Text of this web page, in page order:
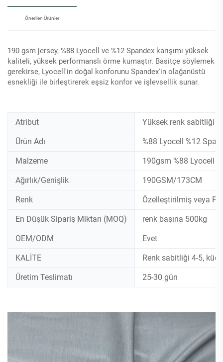
Önerilen Ürünler
190 gsm jersey, %88 Lyocell ve %12 Spandex karışımı yüksek
kaliteli, yüksek performanslı örme kumaştır. Basitçe söylemek
gerekirse, Lyocell'in doğal konforunu Spandex'in olağanüstü
esnekliği ile birleştirerek eşsiz konfor ve işlevsellik sunar.
Atribut Yüksek renk sabitliği
Ürün Adı %88 Lyocell %12
Malzeme 190gsm %88 Lyocell
Ağırlık/Genişlik 190GSM/173CM
Renk Özelleştirilmiş veya
En Düşük Sipariş Miktarı (MOQ) renk başına 500kg
OEM/ODM Evet
KALİTE Renk sabitliği 4-5,
Üretim Teslimatı 25-30 gün